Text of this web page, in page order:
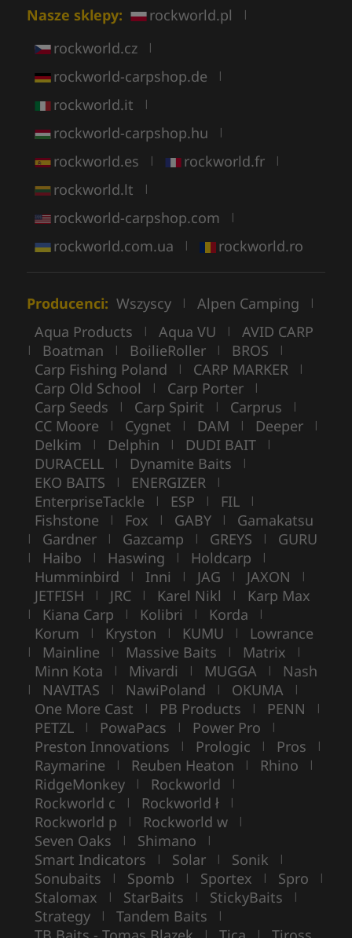
Nasze sklepy: rockworld.pl |
rockworld.cz |
rockworld-carpshop.de |
rockworld.it |
rockworld-carpshop.hu |
rockworld.es | rockworld.fr |
rockworld.lt |
rockworld-carpshop.com |
rockworld.com.ua | rockworld.ro
Producenci: Wszyscy | Alpen Camping |
Aqua Products | Aqua VU | AVID CARP
| Boatman | BoilieRoller | BROS |
Carp Fishing Poland | CARP MARKER |
Carp Old School | Carp Porter |
Carp Seeds | Carp Spirit | Carprus |
CC Moore | Cygnet | DAM | Deeper |
Delkim | Delphin | DUDI BAIT |
DURACELL | Dynamite Baits |
EKO BAITS | ENERGIZER |
EnterpriseTackle | ESP | FIL |
Fishstone | Fox | GABY | Gamakatsu
| Gardner | Gazcamp | GREYS | GURU
| Haibo | Haswing | Holdcarp |
Humminbird | Inni | JAG | JAXON |
JETFISH | JRC | Karel Nikl | Karp Max
| Kiana Carp | Kolibri | Korda |
Korum | Kryston | KUMU | Lowrance
| Mainline | Massive Baits | Matrix |
Minn Kota | Mivardi | MUGGA | Nash
| NAVITAS | NawiPoland | OKUMA |
One More Cast | PB Products | PENN |
PETZL | PowaPacs | Power Pro |
Preston Innovations | Prologic | Pros |
Raymarine | Reuben Heaton | Rhino |
RidgeMonkey | Rockworld |
Rockworld c | Rockworld ł |
Rockworld p | Rockworld w |
Seven Oaks | Shimano |
Smart Indicators | Solar | Sonik |
Sonubaits | Spomb | Sportex | Spro |
Stalomax | StarBaits | StickyBaits |
Strategy | Tandem Baits |
| |